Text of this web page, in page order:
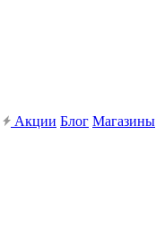
Акции Блог Магазины